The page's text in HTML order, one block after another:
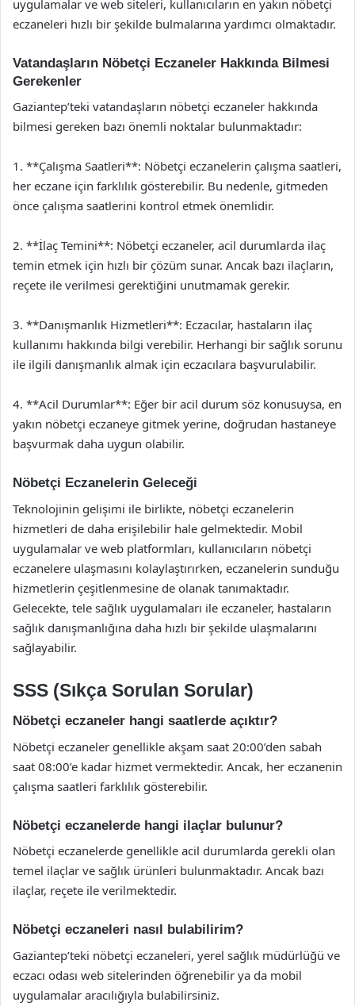
uygulamalar ve web siteleri, kullanıcıların en yakın nöbetçi
eczaneleri hızlı bir şekilde bulmalarına yardımcı olmaktadır.
Vatandaşların Nöbetçi Eczaneler Hakkında Bilmesi
Gerekenler
Gaziantep’teki vatandaşların nöbetçi eczaneler hakkında
bilmesi gereken bazı önemli noktalar bulunmaktadır:
1. **Çalışma Saatleri**: Nöbetçi eczanelerin çalışma saatleri,
her eczane için farklılık gösterebilir. Bu nedenle, gitmeden
önce çalışma saatlerini kontrol etmek önemlidir.
2. **İlaç Temini**: Nöbetçi eczaneler, acil durumlarda ilaç
temin etmek için hızlı bir çözüm sunar. Ancak bazı ilaçların,
reçete ile verilmesi gerektiğini unutmamak gerekir.
3. **Danışmanlık Hizmetleri**: Eczacılar, hastaların ilaç
kullanımı hakkında bilgi verebilir. Herhangi bir sağlık sorunu
ile ilgili danışmanlık almak için eczacılara başvurulabilir.
4. **Acil Durumlar**: Eğer bir acil durum söz konusuysa, en
yakın nöbetçi eczaneye gitmek yerine, doğrudan hastaneye
başvurmak daha uygun olabilir.
Nöbetçi Eczanelerin Geleceği
Teknolojinin gelişimi ile birlikte, nöbetçi eczanelerin
hizmetleri de daha erişilebilir hale gelmektedir. Mobil
uygulamalar ve web platformları, kullanıcıların nöbetçi
eczanelere ulaşmasını kolaylaştırırken, eczanelerin sunduğu
hizmetlerin çeşitlenmesine de olanak tanımaktadır.
Gelecekte, tele sağlık uygulamaları ile eczaneler, hastaların
sağlık danışmanlığına daha hızlı bir şekilde ulaşmalarını
sağlayabilir.
SSS (Sıkça Sorulan Sorular)
Nöbetçi eczaneler hangi saatlerde açıktır?
Nöbetçi eczaneler genellikle akşam saat 20:00’den sabah
saat 08:00’e kadar hizmet vermektedir. Ancak, her eczanenin
çalışma saatleri farklılık gösterebilir.
Nöbetçi eczanelerde hangi ilaçlar bulunur?
Nöbetçi eczanelerde genellikle acil durumlarda gerekli olan
temel ilaçlar ve sağlık ürünleri bulunmaktadır. Ancak bazı
ilaçlar, reçete ile verilmektedir.
Nöbetçi eczaneleri nasıl bulabilirim?
Gaziantep’teki nöbetçi eczaneleri, yerel sağlık müdürlüğü ve
eczacı odası web sitelerinden öğrenebilir ya da mobil
uygulamalar aracılığıyla bulabilirsiniz.